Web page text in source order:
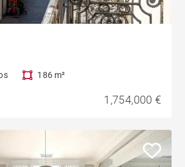
186 m²
1,754,000 €